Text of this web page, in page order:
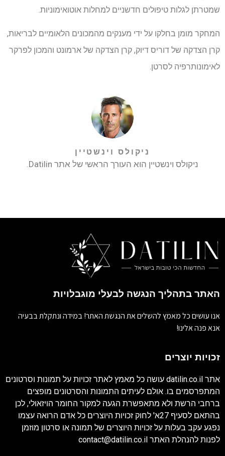
שמטרתן לגלות טיפולים חדשניים למחלות אוטואימוניות.
המחקר מומן בחלקו על ידי מענקים מהמכונים הלאומיים לבריאות,
קרן הצדקה של דוריס דיוק, קרן הצדקה של ארמונט והמכון לפרקר
לאימונותרפיה לסרטן.
ניקולס וינשטיין
ניקולס וינשטיין הוא העורך הראשי של אתר Datilin.
האתר בתהליך הנגשה לבעלי מוגבלויות
אנו עושים כל מאמץ להשלים את הנגשת האתר! במידה ונתקלת בבעיה
אנא פנה אלינו!
זכויות יוצרים
אתר datilin.co.il עושה כל מאמץ לאתר זכויות על תמונות וסרטונים
המתפרסמים בו. אולם לעיתים התמונות והסרטונים מופצים
ברחבי הרשת ולא מתאפשרת הגעה למקור החומר הויזאולי, לכן
בהתאם לסעיף 27א' לחוק זכויות היוצרים כל אדם הרואה עצמו
נפגע עקב בעלות על זכויות היוצרים של תמונה או סרטון מוזמן
לפנות להנהלת האתר contact@datilin.co.il